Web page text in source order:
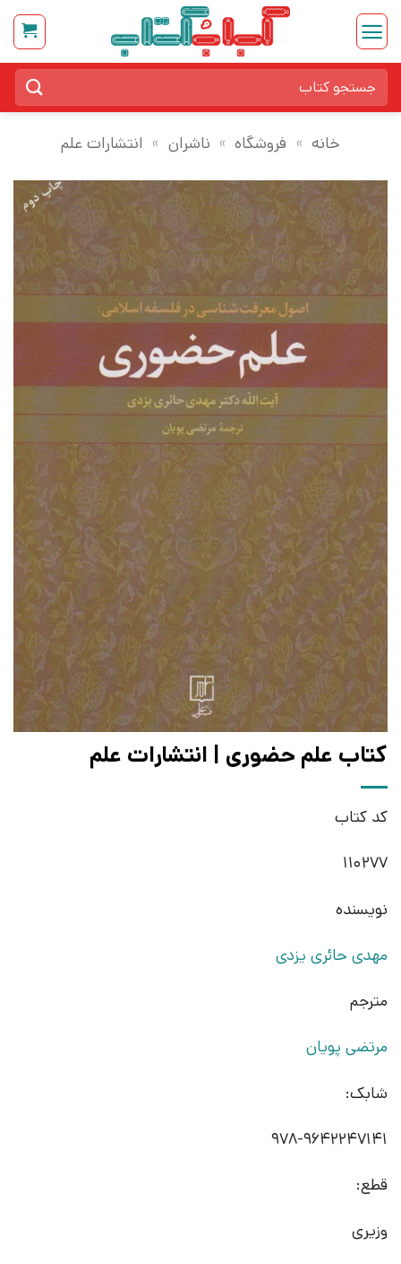
Skip
content
برای:
خانه » فروشگاه » ناشران » انتشارات علم
کتاب علم حضوری | انتشارات علم
کد کتاب
110277
نویسنده
مهدی حائری یزدی
مترجم
مرتضی پویان
شابک:
978-9642247141
قطع:
وزیری